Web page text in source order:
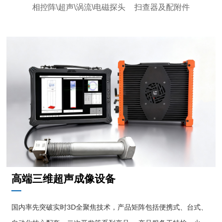
相控阵\超声\涡流\电磁探头 扫查器及配附件
高端三维超声成像设备